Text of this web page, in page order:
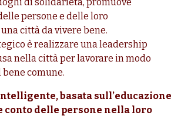
di solidarietà, promuove
persone e delle loro
città da vivere bene.
è realizzare una leadership
nella città per lavorare in modo
comune.
basata sull’educazione
conto delle persone nella loro